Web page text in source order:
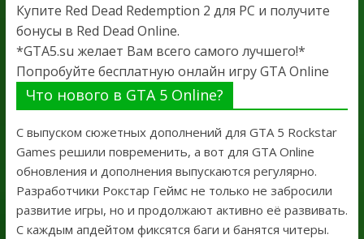
Купите Red Dead Redemption 2 для PC и получите
бонусы в Red Dead Online.
*GTA5.su желает Вам всего самого лучшего!*
Попробуйте бесплатную онлайн игру GTA Online
Что нового в GTA 5 Online?
С выпуском сюжетных дополнений для GTA 5 Rockstar
Games решили повременить, а вот для GTA Online
обновления и дополнения выпускаются регулярно.
Разработчики Рокстар Геймс не только не забросили
развитие игры, но и продолжают активно её развивать.
С каждым апдейтом фиксятся баги и банятся читеры.